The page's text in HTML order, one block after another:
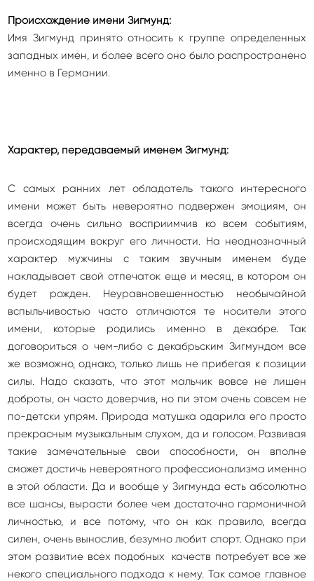
Происхождение имени Зигмунд:
Имя Зигмунд принято относить к группе определенных
западных имен, и более всего оно было распространено
именно в Германии.
Характер, передаваемый именем Зигмунд:
С самых ранних лет обладатель такого интересного
имени может быть невероятно подвержен эмоциям, он
всегда очень сильно восприимчив ко всем событиям,
происходящим вокруг его личности. На неоднозначный
характер мужчины с таким звучным именем буде
накладывает свой отпечаток еще и месяц, в котором он
будет рожден. Неуравновешенностью необычайной
вспыльчивостью часто отличаются те носители этого
имени, которые родились именно в декабре. Так
договориться о чем-либо с декабрьским Зигмундом все
же возможно, однако, только лишь не прибегая к позиции
силы. Надо сказать, что этот мальчик вовсе не лишен
доброты, он часто доверчив, но пи этом очень совсем не
по-детски упрям. Природа матушка одарила его просто
прекрасным музыкальным слухом, да и голосом. Развивая
такие замечательные свои способности, он вполне
сможет достичь невероятного профессионализма именно
в этой области. Да и вообще у Зигмунда есть абсолютно
все шансы, вырасти более чем достаточно гармоничной
личностью, и все потому, что он как правило, всегда
силен, очень вынослив, безумно любит спорт. Однако при
этом развитие всех подобных качеств потребует все же
некого специального подхода к нему. Так самое главное